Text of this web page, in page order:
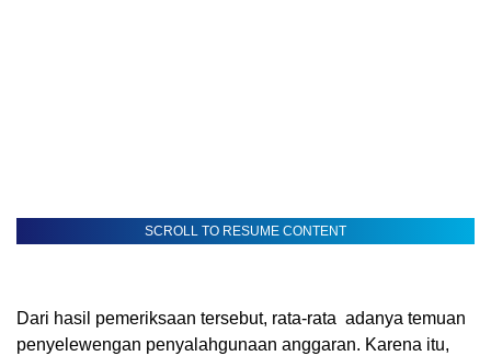
SCROLL TO RESUME CONTENT
Dari hasil pemeriksaan tersebut, rata-rata adanya temuan
penyelewengan penyalahgunaan anggaran. Karena itu,